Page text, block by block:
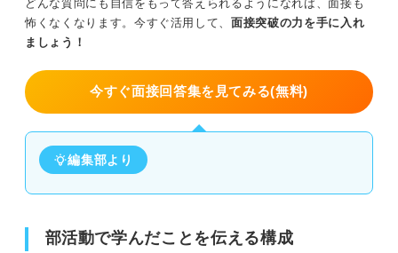
どんな質問にも自信をもって答えられるようになれば、面接も
怖くなくなります。今すぐ活用して、面接突破の力を手に入れ
ましょう！
今すぐ面接回答集を見てみる(無料)
編集部より
部活動で学んだことを伝える構成